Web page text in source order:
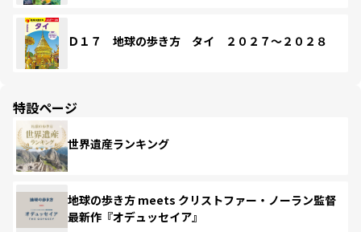
Ｄ１７ 地球の歩き方 タイ ２０２７～２０２８
特設ページ
世界遺産ランキング
地球の歩き方 meets クリストファー・ノーラン監督
最新作『オデュッセイア』